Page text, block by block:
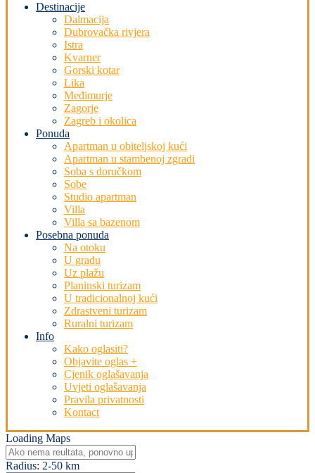
Destinacije
Dalmacija
Dubrovačka rivjera
Istra
Kvarner
Gorski kotar
Lika
Međimurje
Zagorje
Zagreb i okolica
Ponuda
Apartman u obiteljskoj kući
Apartman u stambenoj zgradi
Soba s doručkom
Sobe
Studio apartman
Villa
Villa sa bazenom
Posebna ponuda
Na otoku
U gradu
Uz plažu
Planinski turizam
U tradicionalnoj kući
Zdrastveni turizam
Ruralni turizam
Info
Kako oglasiti?
Objavite oglas +
Cjenik oglašavanja
Uvjeti oglašavanja
Pravila privatnosti
Kontact
Loading Maps
Radius: 2-50 km